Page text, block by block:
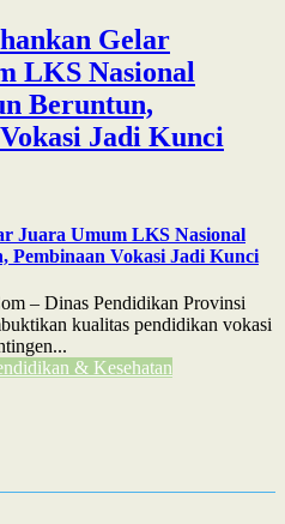
Gelar
LKS Nasional
Beruntun,
Jadi Kunci
Juara Umum LKS Nasional
Pembinaan Vokasi Jadi Kunci
– Dinas Pendidikan Provinsi
kualitas pendidikan vokasi
& Kesehatan